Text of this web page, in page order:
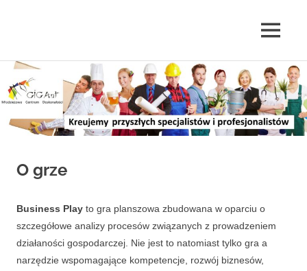
Skip
content
MENU
O grze
Business Play to gra planszowa zbudowana w oparciu o
szczegółowe analizy procesów związanych z prowadzeniem
działaności gospodarczej. Nie jest to natomiast tylko gra a
narzędzie wspomagające kompetencje, rozwój biznesów,